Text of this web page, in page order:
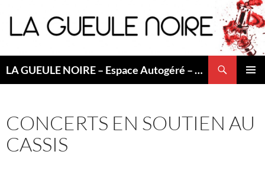
au
contenu
LA GUEULE NOIRE – Espace Autogéré – Saint Etienne
CONCERTS EN SOUTIEN AU
CASSIS